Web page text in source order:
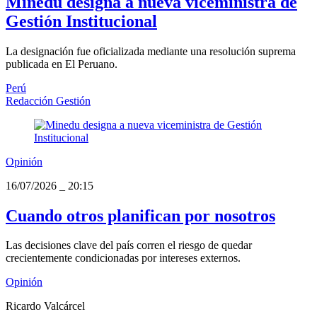
Gestión Institucional
La designación fue oficializada mediante una resolución suprema
publicada en El Peruano.
Perú
Redacción Gestión
Opinión
16/07/2026
20:15
Cuando otros planifican por nosotros
Las decisiones clave del país corren el riesgo de quedar
crecientemente condicionadas por intereses externos.
Opinión
Ricardo Valcárcel